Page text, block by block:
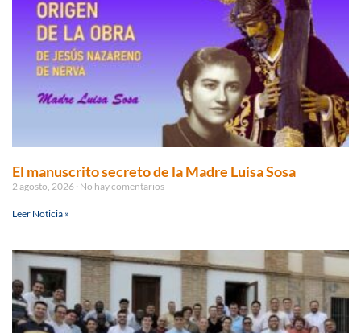
El manuscrito secreto de la Madre Luisa Sosa
2 agosto, 2026 No hay comentarios
Leer Noticia »